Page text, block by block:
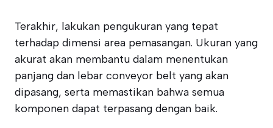
Terakhir, lakukan pengukuran yang tepat
terhadap dimensi area pemasangan. Ukuran yang
akurat akan membantu dalam menentukan
panjang dan lebar conveyor belt yang akan
dipasang, serta memastikan bahwa semua
komponen dapat terpasang dengan baik.